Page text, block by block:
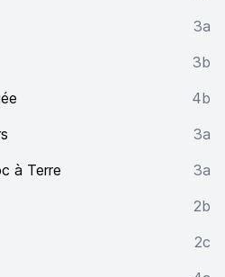
3a
3b
4b
3a
à Terre
3a
2b
2c